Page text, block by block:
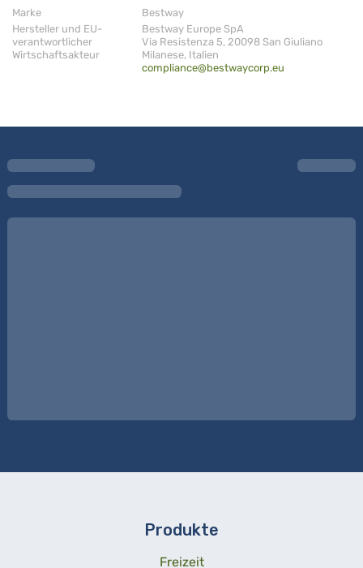
Marke
Bestway
Hersteller und EU-
verantwortlicher
Wirtschaftsakteur
Bestway Europe SpA
Via Resistenza 5, 20098 San Giuliano
Milanese, Italien
compliance@bestwaycorp.eu
Produkte
Freizeit